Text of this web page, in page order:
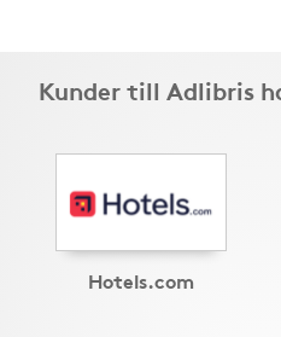
Kunder till Adlibris
Hotels.com